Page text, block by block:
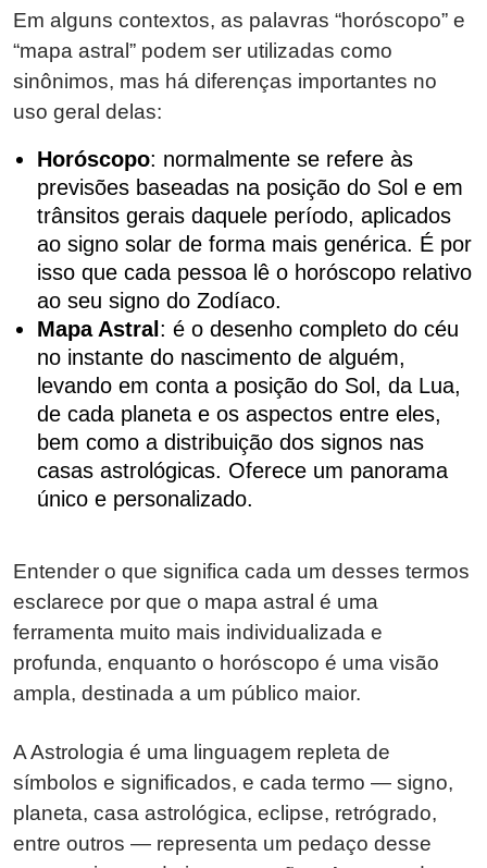
Em alguns contextos, as palavras “horóscopo” e
“mapa astral” podem ser utilizadas como
sinônimos, mas há diferenças importantes no
uso geral delas:
Horóscopo: normalmente se refere às
previsões baseadas na posição do Sol e em
trânsitos gerais daquele período, aplicados
ao signo solar de forma mais genérica. É por
isso que cada pessoa lê o horóscopo relativo
ao seu signo do Zodíaco.
Mapa Astral : é o desenho completo do céu
no instante do nascimento de alguém,
levando em conta a posição do Sol, da Lua,
de cada planeta e os aspectos entre eles,
bem como a distribuição dos signos nas
casas astrológicas. Oferece um panorama
único e personalizado.
Entender o que significa cada um desses termos
esclarece por que o mapa astral é uma
ferramenta muito mais individualizada e
profunda, enquanto o horóscopo é uma visão
ampla, destinada a um público maior.
A Astrologia é uma linguagem repleta de
símbolos e significados, e cada termo — signo,
planeta, casa astrológica, eclipse, retrógrado,
entre outros — representa um pedaço desse